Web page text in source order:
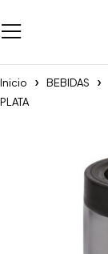
Inicio BEBIDAS
PLATA